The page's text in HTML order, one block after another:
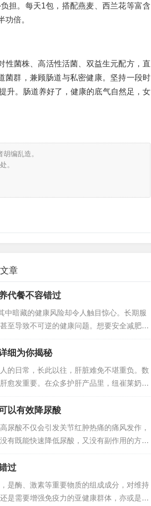
担。每天1包，搭配燕麦、西兰花等富含
倍。
性菌株、高活性活菌、双益生元配方，直
菌群，兼顾肠道与私密健康。坚持一段时
升。肠道养好了，健康的底气自然足，女
编乱造。
。
章
代餐不容错过
中暗藏的健康风险却令人触目惊心。长期服
至导致不可逆的健康问题。想要安全减肥，
莱乐纤混合营养代餐凭借出色的功效脱颖而
细为你揭秘
的日常，长此以往，肝脏难免不堪重负。数
愈发重要。在众多护肝产品里，纽崔莱奶蓟
入探究。…
以有效降尿酸
尿酸不仅会引发关节红肿热痛的痛风发作，
有既能快速降低尿酸，又没有副作用的方
皮疹、肝功能异常，苯溴马隆则存在诱发肾
过
是酶、激素等重要物质的组成成分，对维持
是需要增强免疫力的亚健康群体，亦或是成